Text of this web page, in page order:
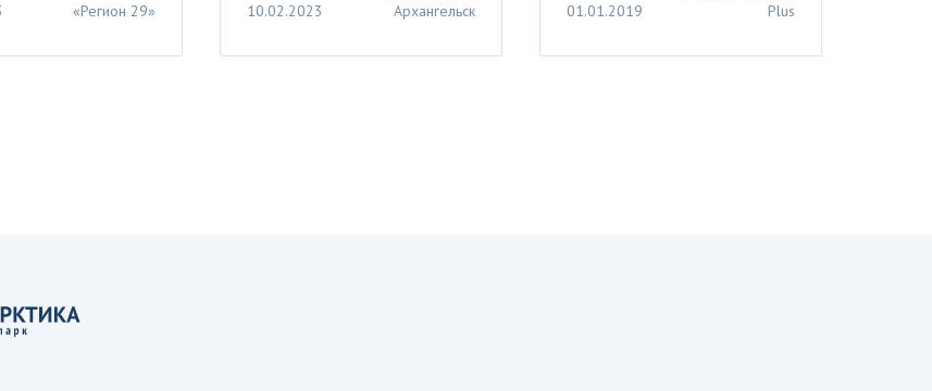
«Регион 29» 10.02.2023
Архангельск
01.01.2019
Plus